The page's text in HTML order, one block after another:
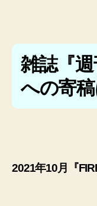
雑誌『週
への寄
2021年10月『